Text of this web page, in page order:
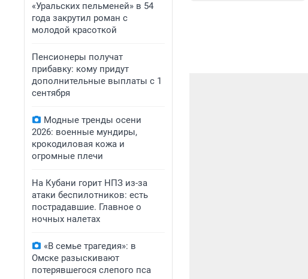
«Уральских пельменей» в 54
года закрутил роман с
молодой красоткой
Пенсионеры получат
прибавку: кому придут
дополнительные выплаты с 1
сентября
Модные тренды осени
2026: военные мундиры,
крокодиловая кожа и
огромные плечи
На Кубани горит НПЗ из-за
атаки беспилотников: есть
пострадавшие. Главное о
ночных налетах
«В семье трагедия»: в
Омске разыскивают
потерявшегося слепого пса